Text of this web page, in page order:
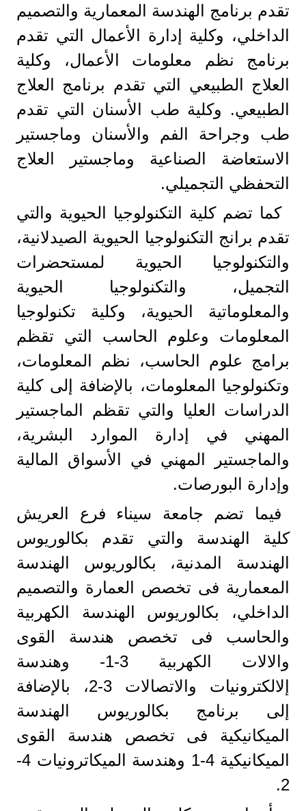
تقدم برنامج الهندسة المعمارية والتصميم
الداخلي، وكلية إدارة الأعمال التي تقدم
برنامج نظم معلومات الأعمال، وكلية
العلاج الطبيعي التي تقدم برنامج العلاج
الطبيعي. وكلية طب الأسنان التي تقدم
طب وجراحة الفم والأسنان وماجستير
الاستعاضة الصناعية وماجستير العلاج
التحفظي التجميلي.
كما تضم كلية التكنولوجيا الحيوية والتي
تقدم برانج التكنولوجيا الحيوية الصيدلانية،
والتكنولوجيا الحيوية لمستحضرات
التجميل، والتكنولوجيا الحيوية
والمعلوماتية الحيوية، وكلية تكنولوجيا
المعلومات وعلوم الحاسب التي تقظم
برامج علوم الحاسب، نظم المعلومات،
وتكنولوجيا المعلومات، بالإضافة إلى كلية
الدراسات العليا والتي تقظم الماجستير
المهني في إدارة الموارد البشرية،
والماجستير المهني في الأسواق المالية
وإدارة البورصات.
فيما تضم جامعة سيناء فرع العريش
كلية الهندسة والتي تقدم بكالوريوس
الهندسة المدنية، بكالوريوس الهندسة
المعمارية فى تخصص العمارة والتصميم
الداخلي، بكالوريوس الهندسة الكهربية
والحاسب فى تخصص هندسة القوى
والالات الكهربية 3-1- وهندسة
إلالكترونيات والاتصالات 3-2، بالإضافة
إلى برنامج بكالوريوس الهندسة
الميكانيكية فى تخصص هندسة القوى
الميكانيكية 4-1 وهندسة الميكاترونيات 4-
2.